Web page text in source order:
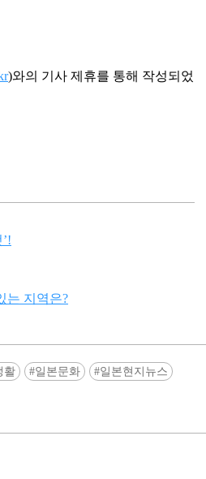
)와의 기사 제휴를 통해 작성되었
는 지역은?
활 일본문화 일본현지뉴스